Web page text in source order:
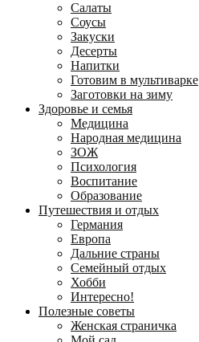
Салаты
Соусы
Закуски
Десерты
Напитки
Готовим в мультиварке
Заготовки на зиму
Здоровье и семья
Медицина
Народная медицина
ЗОЖ
Психология
Воспитание
Образование
Путешествия и отдых
Германия
Европа
Дальние страны
Семейный отдых
Хобби
Интересно!
Полезные советы
Женская страничка